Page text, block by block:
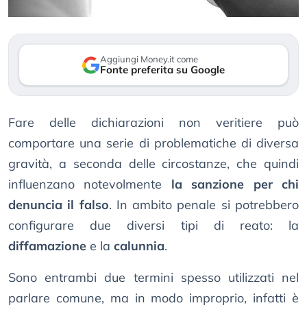
Aggiungi Money.it come
Fonte preferita su Google
Fare delle dichiarazioni non veritiere può
comportare una serie di problematiche di diversa
gravità, a seconda delle circostanze, che quindi
influenzano notevolmente la sanzione per chi
denuncia il falso. In ambito penale si potrebbero
configurare due diversi tipi di reato: la
diffamazione e la calunnia.
Sono entrambi due termini spesso utilizzati nel
parlare comune, ma in modo improprio, infatti è